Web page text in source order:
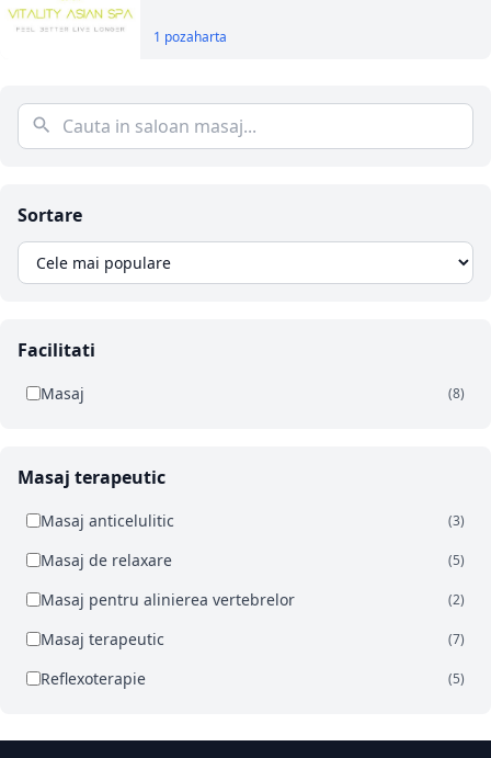
Sortare
Facilitati
Masaj (8)
Masaj terapeutic
Masaj anticelulitic (3)
Masaj de relaxare (5)
Masaj pentru alinierea vertebrelor (2)
Masaj terapeutic (7)
Reflexoterapie (5)
1 pozaharta